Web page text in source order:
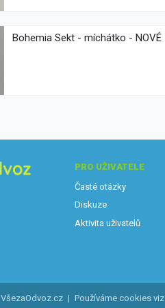
Bohemia Sekt - míchátko - NOVÉ
PRO UŽIVATELE
Časté otázky
Diskuze
Aktivita uživatelů
VšezaOdvoz.cz | Používáme cookies viz